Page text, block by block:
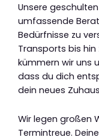
Unsere
umfassende
Bedürfnisse zu
Transports bis
kümmern wir uns
dass du dich
dein neues
Wir legen großen
Termintreue.